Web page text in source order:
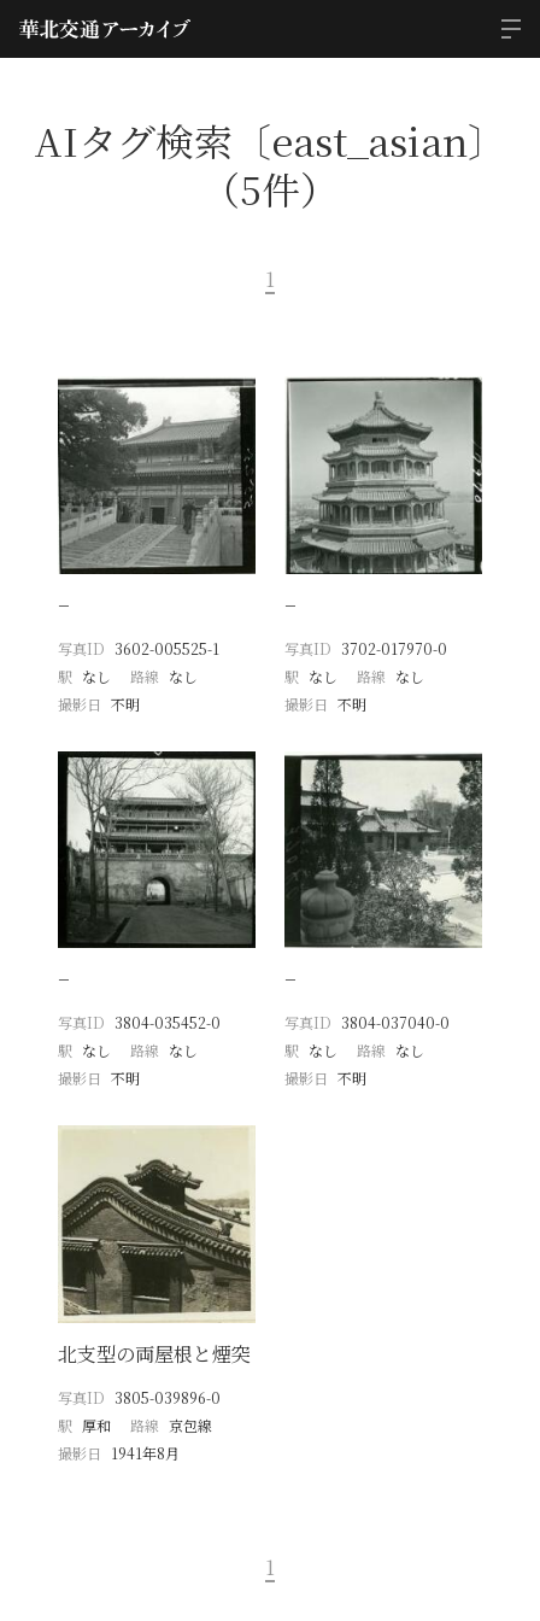
AIタグ検索〔east_asian〕
（5件）
1
−
写真ID 3602-005525-1
駅 なし 路線 なし
撮影日
不明
−
写真ID 3702-017970-0
駅 なし 路線 なし
撮影日 不明
−
写真ID 3804-035452-0
駅 なし 路線 なし
撮影日
不明
−
写真ID 3804-037040-0
駅 なし 路線 なし
撮影日 不明
北支型の両屋根と煙突
写真ID 3805-039896-0
駅 厚和 路線 京包線
撮影日
1941年8月
1